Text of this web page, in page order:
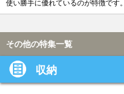
使い勝手に優れているのが特徴です。
その他の特集一覧
収納